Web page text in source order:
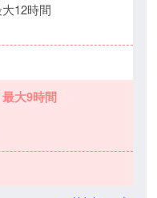
12時間
大9時間